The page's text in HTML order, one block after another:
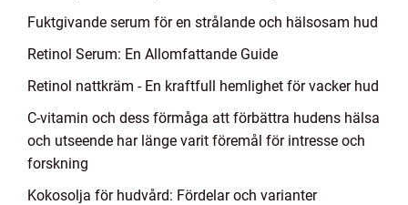
Fuktgivande serum för en strålande och hälsosam hud
Retinol Serum: En Allomfattande Guide
Retinol nattkräm - En kraftfull hemlighet för vacker hud
C-vitamin och dess förmåga att förbättra hudens hälsa
och utseende har länge varit föremål för intresse och
forskning
Kokosolja för hudvård: Fördelar och varianter